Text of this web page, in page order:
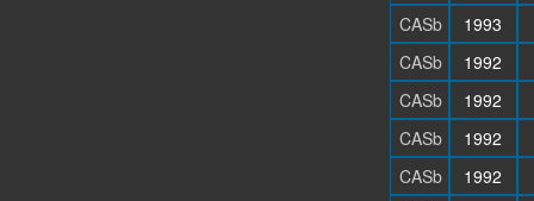
CASb
1993
CASb
1992
CASb
1992
CASb
1992
CASb
1992